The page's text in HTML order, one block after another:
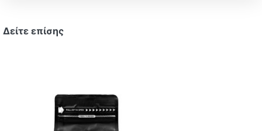
Δείτε επίσης